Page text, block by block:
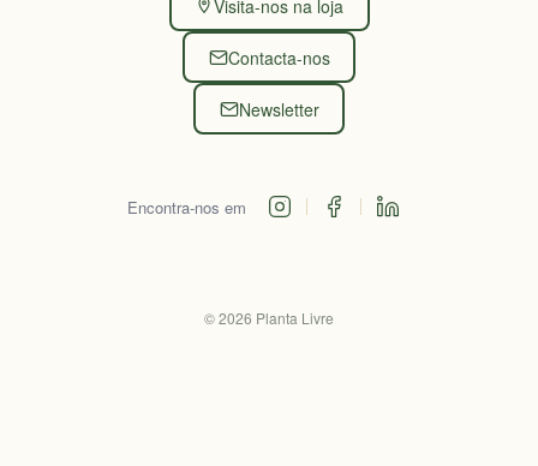
Visita-nos na loja
Contacta-nos
Newsletter
Encontra-nos em
©2026 Planta Livre